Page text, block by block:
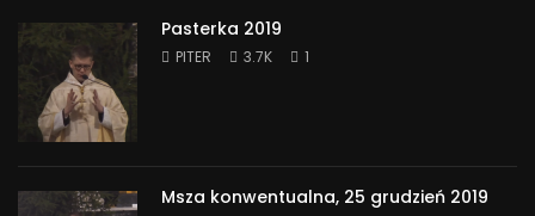
Pasterka 2019
PITER 3.7K 1
Msza konwentualna, 25 grudzień 2019